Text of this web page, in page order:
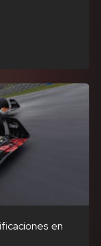
en